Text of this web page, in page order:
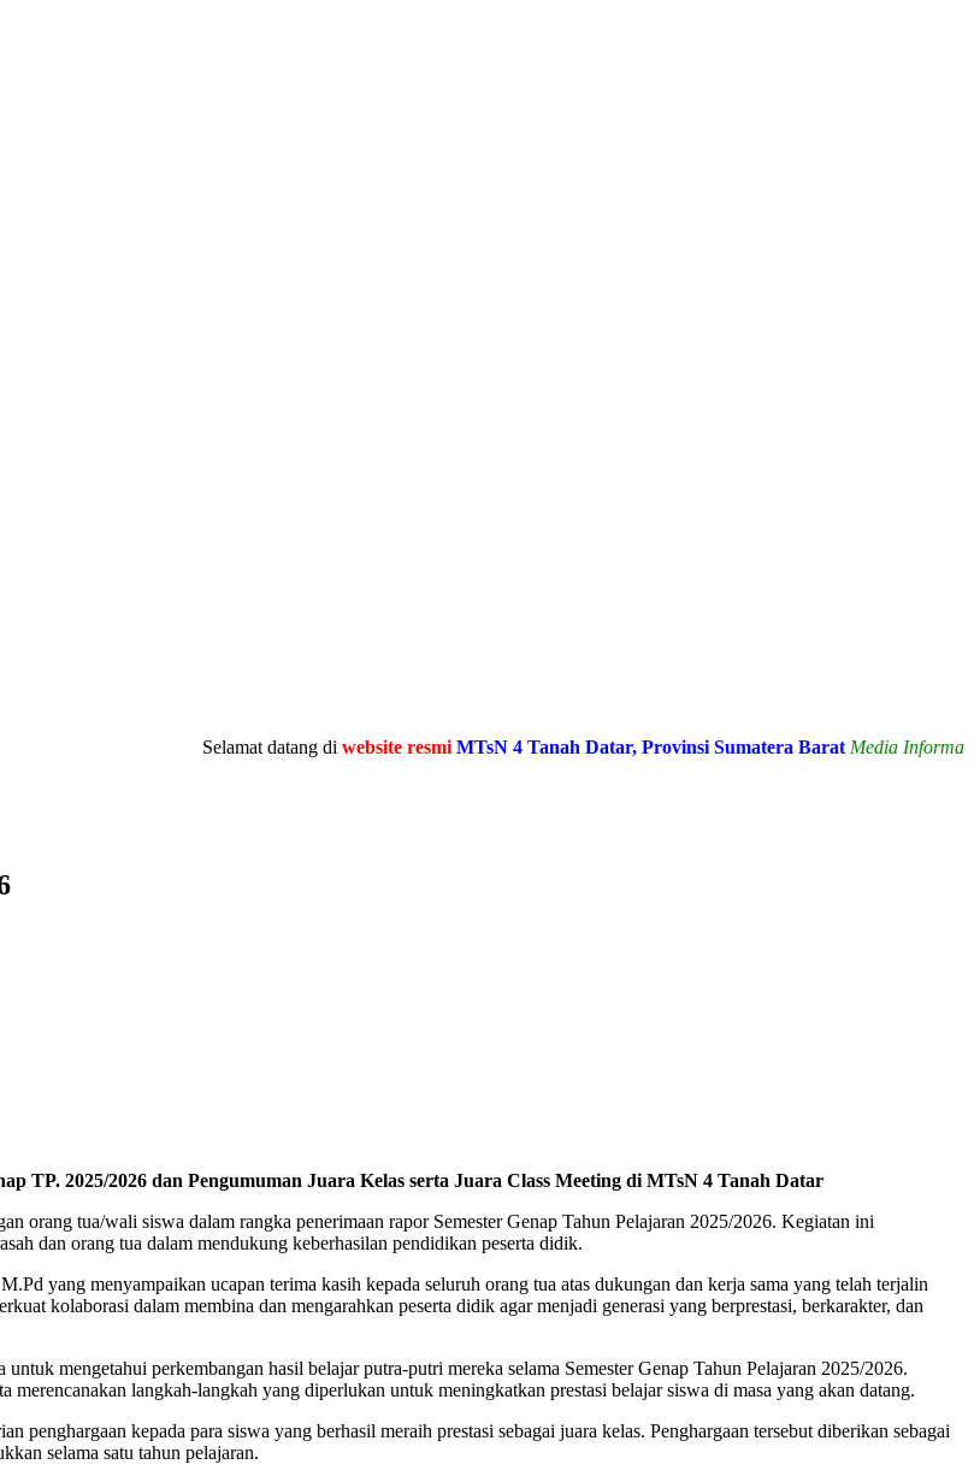
Selamat datang diwebsite resmi MTsN 4 Tanah Datar, Provinsi Sumatera Barat Media Informasi dan
TP. 2025/2026 dan Pengumuman Juara Kelas serta Juara Class Meeting di MTsN 4 Tanah Datar
orang tua/wali siswa dalam rangka penerimaan rapor Semester Genap Tahun Pelajaran 2025/2026. Kegiatan ini
dan orang tua dalam mendukung keberhasilan pendidikan peserta didik.
yang menyampaikan ucapan terima kasih kepada seluruh orang tua atas dukungan dan kerja sama yang telah terjalin
kolaborasi dalam membina dan mengarahkan peserta didik agar menjadi generasi yang berprestasi, berkarakter, dan
mengetahui perkembangan hasil belajar putra-putri mereka selama Semester Genap Tahun Pelajaran 2025/2026.
merencanakan langkah-langkah yang diperlukan untuk meningkatkan prestasi belajar siswa di masa yang akan datang.
penghargaan kepada para siswa yang berhasil meraih prestasi sebagai juara kelas. Penghargaan tersebut diberikan sebagai
selama satu tahun pelajaran.